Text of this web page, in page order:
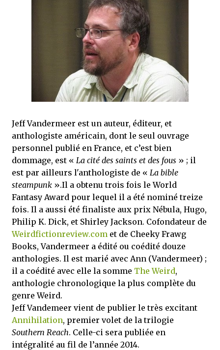
que Thomas connaissait et appréciait Olivier. Marlowe découvre une ville qu’il
ne connaissait pas, habitée par la méfiance, la peur et le rigorisme de la Ligue,
une ville pleine de mystères et de vieilles rancœurs. La Dame d...
Jeff Vandermeer est un auteur, éditeur, et
anthologiste américain, dont le seul ouvrage
personnel publié en France, et c’est bien
dommage, est « La cité des saints et des fous » ; il
est par ailleurs l'anthologiste de « La bible
steampunk ».Il a obtenu trois fois le World
Fantasy Award pour lequel il a été nominé treize
fois. Il a aussi été finaliste aux prix Nébula, Hugo,
Philip K. Dick, et Shirley Jackson. Cofondateur de
Weirdfictionreview.com et de Cheeky Frawg
Books, Vandermeer a édité ou coédité douze
anthologies. Il est marié avec Ann (Vandermeer) ;
il a coédité avec elle la somme The Weird,
anthologie chronologique la plus complète du
genre Weird.
Jeff Vandemeer vient de publier le très excitant
Annihilation, premier volet de la trilogie
Southern Reach. Celle-ci sera publiée en
intégralité au fil de l’année 2014.